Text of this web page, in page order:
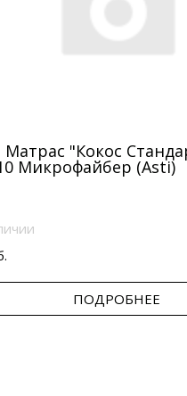
Матрас "Кокос
Микрофайбер (Asti)
ПОДРОБНЕЕ